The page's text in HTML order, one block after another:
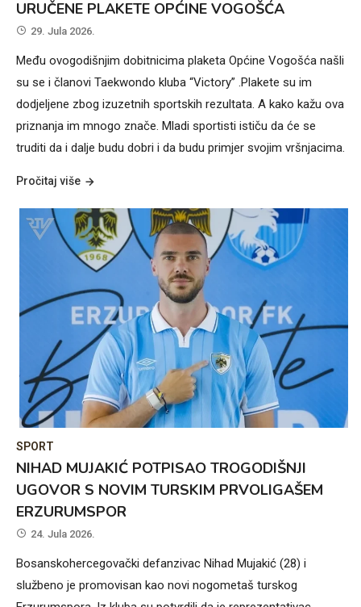
URUČENE PLAKETE OPĆINE VOGOŠĆA
29. Jula 2026.
Među ovogodišnjim dobitnicima plaketa Općine Vogošća našli
su se i članovi Taekwondo kluba “Victory” .Plakete su im
dodjeljene zbog izuzetnih sportskih rezultata. A kako kažu ova
priznanja im mnogo znače. Mladi sportisti ističu da će se
truditi da i dalje budu dobri i da budu primjer svojim vršnjacima.
Pročitaj više
SPORT
NIHAD MUJAKIĆ POTPISAO TROGODIŠNJI
UGOVOR S NOVIM TURSKIM PRVOLIGAŠEM
ERZURUMSPOR
24. Jula 2026.
Bosanskohercegovački defanzivac Nihad Mujakić (28) i
službeno je promovisan kao novi nogometaš turskog